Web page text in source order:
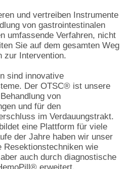
und vertreiben Instrumente
von gastrointestinalen
umfassende Verfahren, nicht
Sie auf dem gesamten Weg
zur Intervention.
sind innovative
Der OTSC® ist unsere
von
und für den
im Verdauungstrakt.
eine Plattform für viele
der Jahre haben wir unser
Resektionstechniken wie
auch durch diagnostische